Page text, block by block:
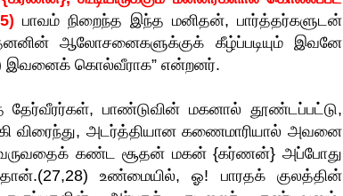
பாவம் நிறைந்த இந்த மனிதன், பார்த்தர்களுடன்
ஆலோசனைகளுக்குக் கீழ்ப்படியும் இவனே
இவனைக் கொல்வீராக” என்றனர்.
பாண்டுவின் மகனால் தூண்டப்பட்டு,
அடர்த்தியான கணைமாரியால் அவனை
கண்ட சூதன் மகன் {கர்ணன்} அப்போது
உண்மையில், ஓ! பாரதக் குலத்தின்